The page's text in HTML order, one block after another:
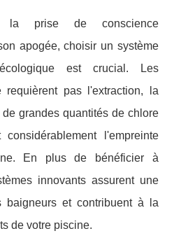
prise de conscience
apogée, choisir un système
est crucial. Les
pas l'extraction, la
grandes quantités de chlore
l'empreinte
En plus de bénéficier à
innovants assurent une
et contribuent à la
de votre piscine.